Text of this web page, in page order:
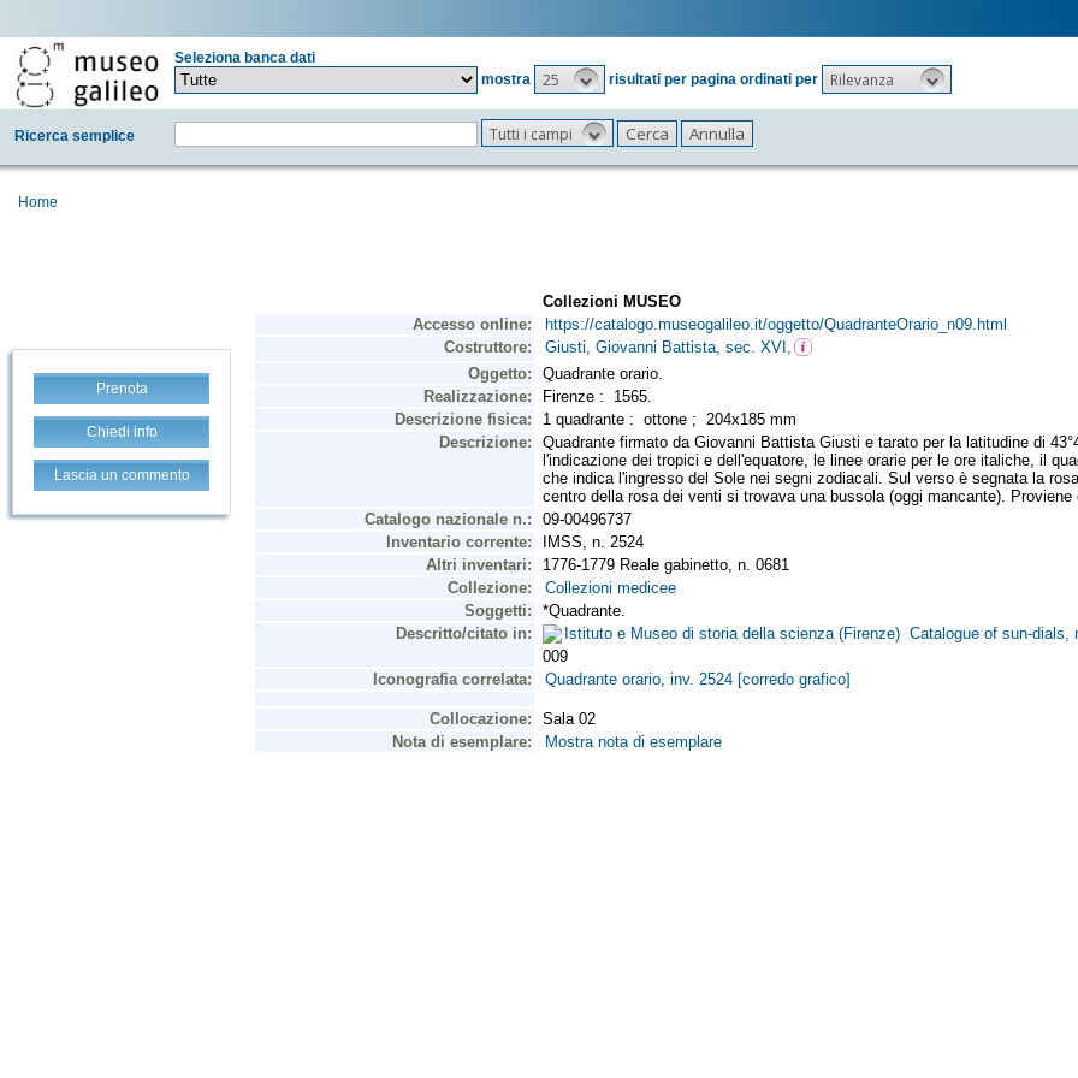
Seleziona banca dati
mostra
25 risultati per pagina ordinati per Rilevanza
Ricerca semplice Tutti i campi
Home
Prenota
Chiedi info
Lascia un commento